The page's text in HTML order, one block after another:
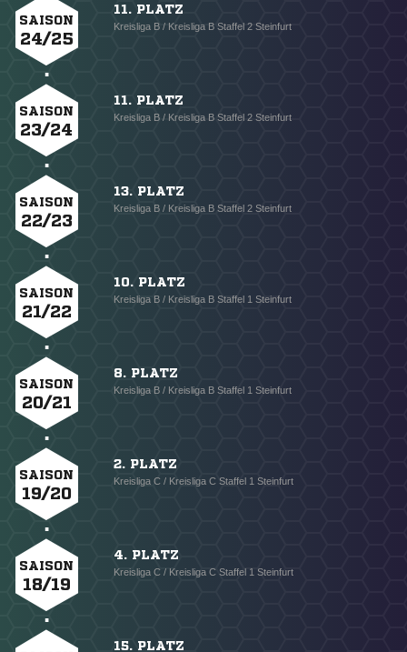
SAISON
24/25
11. PLATZ
Kreisliga B / Kreisliga B Staffel 2 Steinfurt
SAISON
23/24
11. PLATZ
Kreisliga B / Kreisliga B Staffel 2 Steinfurt
SAISON
22/23
13. PLATZ
Kreisliga B / Kreisliga B Staffel 2 Steinfurt
SAISON
21/22
10. PLATZ
Kreisliga B / Kreisliga B Staffel 1 Steinfurt
SAISON
20/21
8. PLATZ
Kreisliga B / Kreisliga B Staffel 1 Steinfurt
SAISON
19/20
2. PLATZ
Kreisliga C / Kreisliga C Staffel 1 Steinfurt
SAISON
18/19
4. PLATZ
Kreisliga C / Kreisliga C Staffel 1 Steinfurt
15. PLATZ